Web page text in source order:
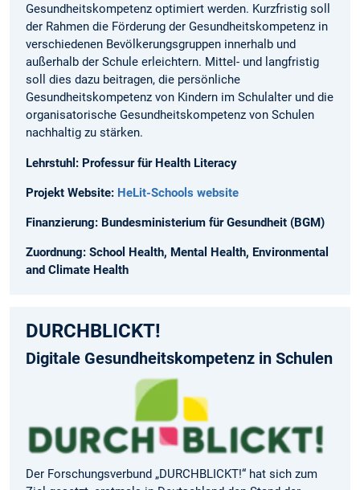
Gesundheitskompetenz optimiert werden. Kurzfristig soll
der Rahmen die Förderung der Gesundheitskompetenz in
verschiedenen Bevölkerungsgruppen innerhalb und
außerhalb der Schule erleichtern. Mittel- und langfristig
soll dies dazu beitragen, die persönliche
Gesundheitskompetenz von Kindern im Schulalter und die
organisatorische Gesundheitskompetenz von Schulen
nachhaltig zu stärken.
Lehrstuhl: Professur für Health Literacy
Projekt Website: HeLit-Schools website
Finanzierung: Bundesministerium für Gesundheit (BGM)
Zuordnung: School Health, Mental Health, Environmental
and Climate Health
DURCHBLICKT!
Digitale Gesundheitskompetenz in Schulen
Der Forschungsverbund „DURCHBLICKT!“ hat sich zum